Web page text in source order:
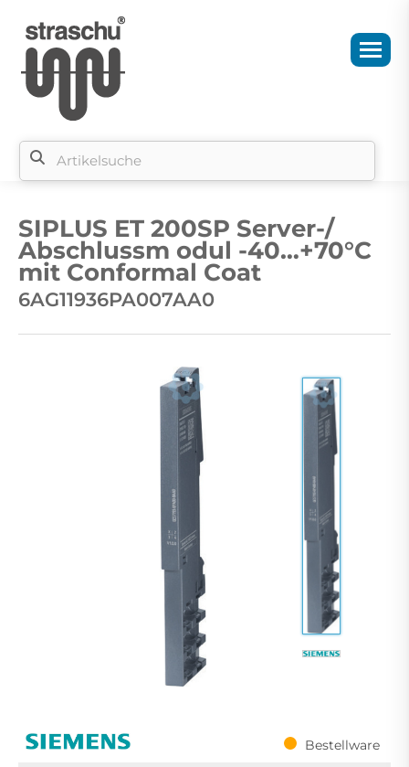
SIPLUS ET 200SP Server-/
Abschlussm odul -40…+70°C
mit Conformal Coat
6AG11936PA007AA0
Bestellware